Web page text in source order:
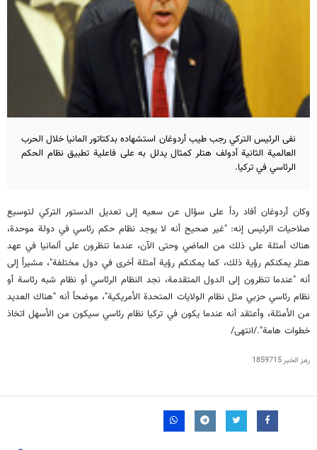
نفى الرئيس التركي رجب طيب أردوغان استشهاده بدكتاتور المانيا خلال الحرب
العالمية الثانية أدولف هتلر كمثال يدلل به على فاعلية تطبيق نظام الحكم
الرئاسي في تركيا.
وكان أردوغان أفاد رداً على سؤال عن سعيه إلى تعديل الدستور التركي لتوسيع
صلاحيات الرئيس إنه: "غير صحيح أنه لا يوجد نظام حكم رئاسي في دولة موحدة،
هناك أمثلة على ذلك من الماضي وحتى الآن، عندما تنظرون على ألمانيا في عهد
هتلر يمكنكم رؤية ذلك، كما يمكنكم رؤية أمثلة أخرى في دول مختلفة"، مشيراً إلى
أنه "عندما تنظرون إلى الدول المتقدمة، نجد النظام الرئاسي أو نظام شبه رئاسة أو
نظام رئاسي حزبي مثل نظام الولايات المتحدة الأمريكية"، موضحاً أنه "هناك العديد
من الأمثلة، وأعتقد أنه عندما يكون في تركيا نظام رئاسي سيكون من الأسهل اتخاذ
خطوات هامة"./انتهى/
رمز الخبر1859715